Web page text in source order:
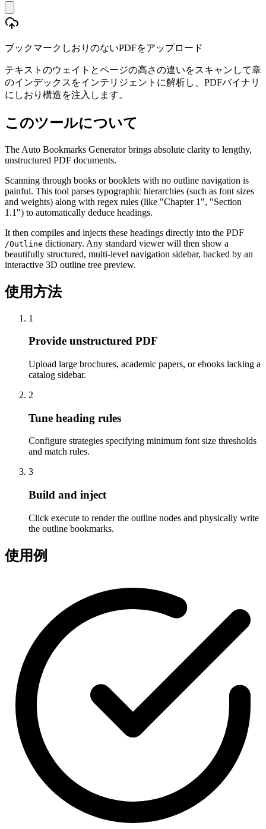
ブックマークしおりのないPDFをアップロード
テキストのウェイトとページの高さの違いをスキャンして章
のインデックスをインテリジェントに解析し、PDFバイナリ
にしおり構造を注入します。
このツールについて
The Auto Bookmarks Generator brings absolute clarity to lengthy,
unstructured PDF documents.
Scanning through books or booklets with no outline navigation is
painful. This tool parses typographic hierarchies (such as font sizes
and weights) along with regex rules (like "Chapter 1", "Section
1.1") to automatically deduce headings.
It then compiles and injects these headings directly into the PDF
/Outline dictionary. Any standard viewer will then show a
beautifully structured, multi-level navigation sidebar, backed by an
interactive 3D outline tree preview.
使用方法
1
Provide unstructured PDF
Upload large brochures, academic papers, or ebooks lacking a
catalog sidebar.
2
Tune heading rules
Configure strategies specifying minimum font size thresholds
and match rules.
3
Build and inject
Click execute to render the outline nodes and physically write
the outline bookmarks.
使用例